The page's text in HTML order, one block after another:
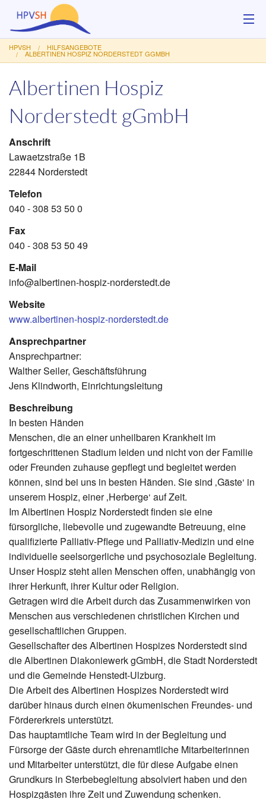
Über uns
Hilfsangebote
Veranstaltungen
Service
Kontakt
Spenden
HPVSH HILFSANGEBOTE
ALBERTINEN HOSPIZ NORDERSTEDT GGMBH
Albertinen Hospiz
Norderstedt gGmbH
Anschrift
Lawaetzstraße 1B
22844 Norderstedt
Telefon
040 - 308 53 50 0
Fax
040 - 308 53 50 49
E-Mail
info@albertinen-hospiz-norderstedt.de
Website
www.albertinen-hospiz-norderstedt.de
Ansprechpartner
Ansprechpartner:
Walther Seiler, Geschäftsführung
Jens Klindworth, Einrichtungsleitung
Beschreibung
In besten Händen
Menschen, die an einer unheilbaren Krankheit im
fortgeschrittenen Stadium leiden und nicht von der Familie
oder Freunden zuhause gepflegt und begleitet werden
können, sind bei uns in besten Händen. Sie sind ‚Gäste‘ in
unserem Hospiz, einer ‚Herberge‘ auf Zeit.
Im Albertinen Hospiz Norderstedt finden sie eine
fürsorgliche, liebevolle und zugewandte Betreuung, eine
qualifizierte Palliativ-Pflege und Palliativ-Medizin und eine
individuelle seelsorgerliche und psychosoziale Begleitung.
Unser Hospiz steht allen Menschen offen, unabhängig von
ihrer Herkunft, ihrer Kultur oder Religion.
Getragen wird die Arbeit durch das Zusammenwirken von
Menschen aus verschiedenen christlichen Kirchen und
gesellschaftlichen Gruppen.
Gesellschafter des Albertinen Hospizes Norderstedt sind
die Albertinen Diakoniewerk gGmbH, die Stadt Norderstedt
und die Gemeinde Henstedt-Ulzburg.
Die Arbeit des Albertinen Hospizes Norderstedt wird
darüber hinaus durch einen ökumenischen Freundes- und
Fördererkreis unterstützt.
Das hauptamtliche Team wird in der Begleitung und
Fürsorge der Gäste durch ehrenamtliche Mitarbeiterinnen
und Mitarbeiter unterstützt, die für diese Aufgabe einen
Grundkurs in Sterbebegleitung absolviert haben und den
Hospizgästen ihre Zeit und Zuwendung schenken.